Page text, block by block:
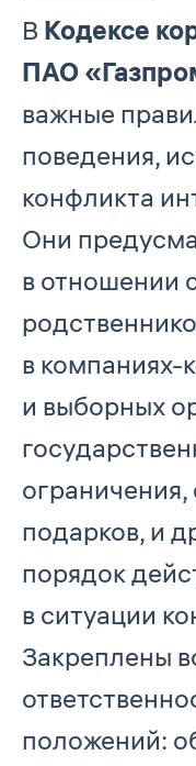
В Кодексе
ПАО
важные
поведения,
конфликта
Они
в отношении
в компаниях-
и выборных
подарков, и
порядок
в ситуации
Закреплены
положений: